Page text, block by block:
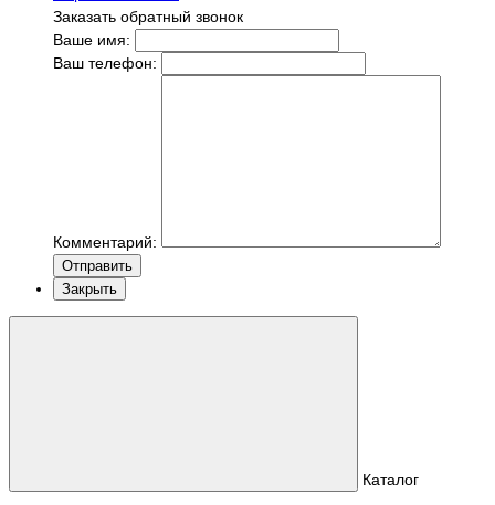
Заказать обратный звонок
Ваше имя:
Ваш телефон:
Комментарий:
Отправить
Закрыть
Каталог